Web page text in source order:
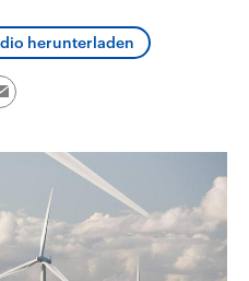
herunterladen
Email